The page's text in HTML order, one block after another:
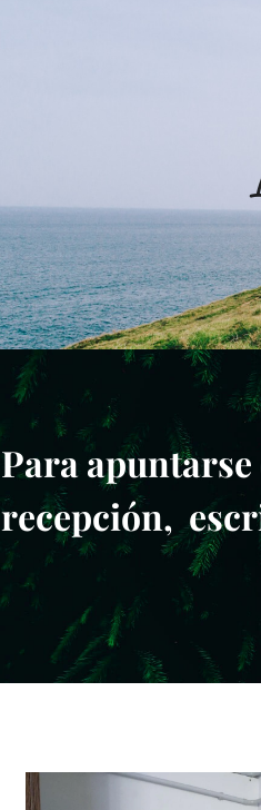
Para
recepción,